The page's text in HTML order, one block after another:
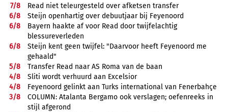
7/8
Read niet teleurgesteld over afketsen transfer
6/8
Steijn openhartig over debuutjaar bij Feyenoord
6/8
Bayern haakte af voor Read door twijfelachtig
blessureverleden
6/8
Steijn kent geen twijfel: "Daarvoor heeft Feyenoord me
gehaald"
5/8
Transfer Read naar AS Roma van de baan
4/8
Sliti wordt verhuurd aan Excelsior
4/8
Feyenoord gelinkt aan Turks international van Fenerbahçe
3/8
COLUMN: Atalanta Bergamo ook verslagen; oefenreeks in
stijl afgerond